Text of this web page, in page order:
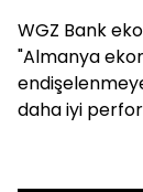
WGZ Bank
"Almanya
daha iyi